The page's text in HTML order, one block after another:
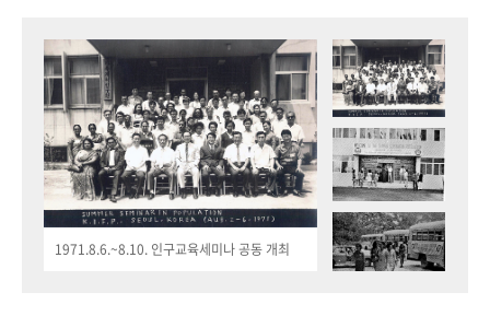
1971.8.6.~8.10. 인구교육세미나 공동 개최